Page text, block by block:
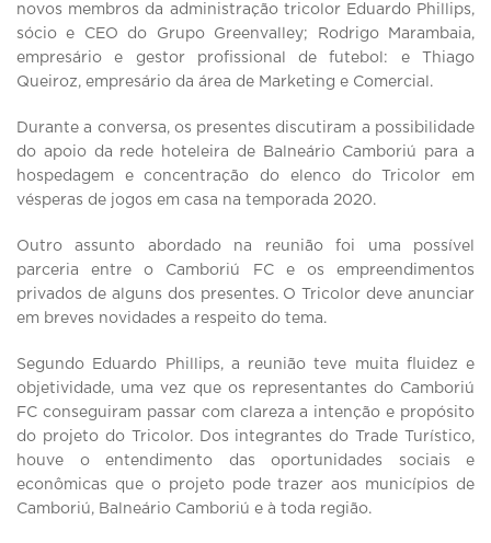
novos membros da administração tricolor Eduardo Phillips,
sócio e CEO do Grupo Greenvalley; Rodrigo Marambaia,
empresário e gestor profissional de futebol: e Thiago
Queiroz, empresário da área de Marketing e Comercial.
Durante a conversa, os presentes discutiram a possibilidade
do apoio da rede hoteleira de Balneário Camboriú para a
hospedagem e concentração do elenco do Tricolor em
vésperas de jogos em casa na temporada 2020.
Outro assunto abordado na reunião foi uma possível
parceria entre o Camboriú FC e os empreendimentos
privados de alguns dos presentes. O Tricolor deve anunciar
em breves novidades a respeito do tema.
Segundo Eduardo Phillips, a reunião teve muita fluidez e
objetividade, uma vez que os representantes do Camboriú
FC conseguiram passar com clareza a intenção e propósito
do projeto do Tricolor. Dos integrantes do Trade Turístico,
houve o entendimento das oportunidades sociais e
econômicas que o projeto pode trazer aos municípios de
Camboriú, Balneário Camboriú e à toda região.